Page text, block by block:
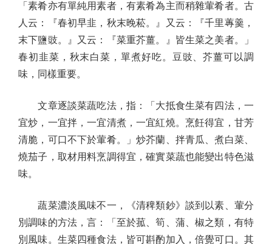
「素肴亦有單純用素者，有素肴為主而稍雜葷肴者。古
人云：『春初早韭，秋末晚菘。』又云：『千里蓴羹，
末下鹽豉。』又云：『菜重芥薑。』皆生菜之美者。」
春初韭菜，秋末白菜，單煮好吃。豆豉、芥薑可以調
味，同樣重要。
文章逐談菜蔬吃法，指：「大抵食生菜有四法，一
宜炒，一宜拌，一宜清煮，一宜紅燒。烹飪得宜，甘芳
清脆，可口不下於葷肴。」炒芥蘭、拌青瓜、煮白菜、
燒茄子，取材用料烹調得宜，確實菜蔬也能變出特色滋
味。
蔬菜濃淡風味不一，《清稗類鈔》談到以素、葷分
別調味的方法，言：「至於菰、筍、蒲、椒之類，有特
別風味。生菜四種食法，皆可斟酌加入，倍覺可口。其